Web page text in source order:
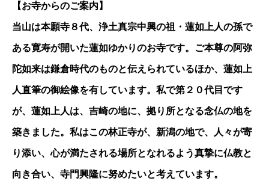
【お寺からのご案内】
当山は本願寺８代、浄土真宗中興の祖・蓮如上人の孫で
ある寛寿が開いた蓮如ゆかりのお寺です。ご本尊の阿弥
陀如来は鎌倉時代のものと伝えられているほか、蓮如上
人直筆の御絵像を有しています。私で第２０代目です
が、蓮如上人は、吉崎の地に、拠り所となる念仏の地を
築きました。私はこの林正寺が、新潟の地で、人々が寄
り添い、心が満たされる場所となれるよう真摯に仏教と
向き合い、寺門興隆に努めたいと考えています。